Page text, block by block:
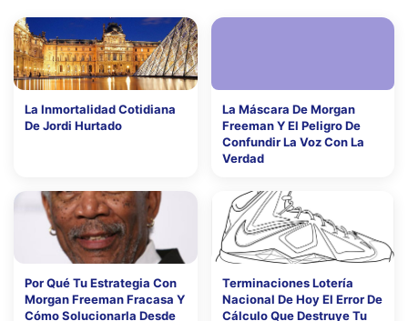
La Inmortalidad Cotidiana
De Jordi Hurtado
La Máscara De Morgan
Freeman Y El Peligro De
Confundir La Voz Con La
Verdad
Por Qué Tu Estrategia Con
Morgan Freeman Fracasa Y
Cómo Solucionarla Desde
Terminaciones Lotería
Nacional De Hoy El Error De
Cálculo Que Destruye Tu